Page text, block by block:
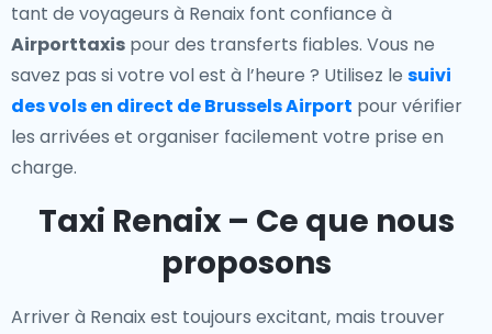
tant de voyageurs à Renaix font confiance à
Airporttaxis pour des transferts fiables. Vous ne
savez pas si votre vol est à l’heure ? Utilisez le suivi
des vols en direct de Brussels Airport pour vérifier
les arrivées et organiser facilement votre prise en
charge.
Taxi Renaix – Ce que nous
proposons
Arriver à Renaix est toujours excitant, mais trouver